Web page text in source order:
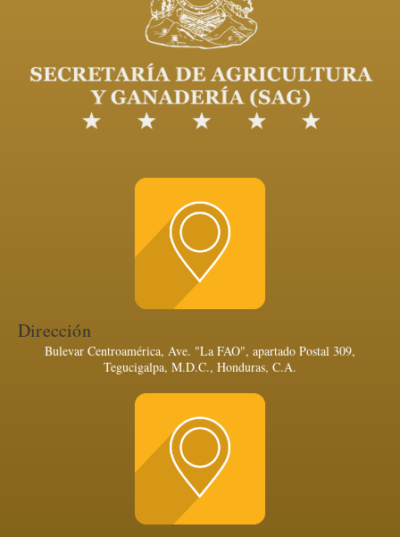
Dirección
Bulevar Centroamérica, Ave. "La FAO", apartado Postal 309,
Tegucigalpa, M.D.C., Honduras, C.A.